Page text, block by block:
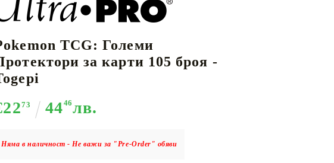
RIFTBOUND: LEAGUE OF LEGENDS
НАСИПНИ КАРТИ GUNDAM CARD GAME
ДРУГИ
TCG: Големи
за карти 105 броя -
73 4446лв.
Няма в наличност - Не важи за "Pre-Order" обяви